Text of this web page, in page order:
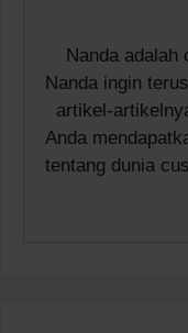
Nanda adalah
Nanda ingin
artikel-
Anda
tentang dunia